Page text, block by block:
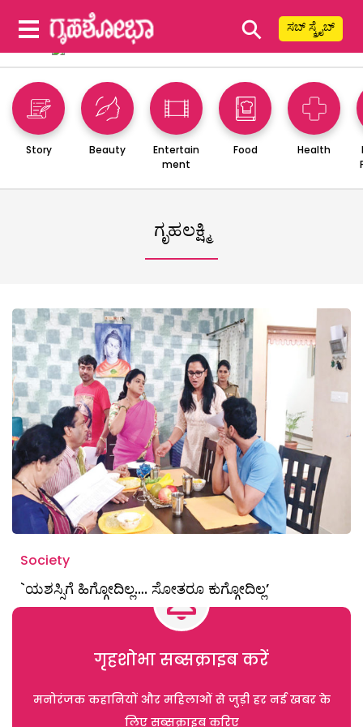
⚲ ಸಬ್ ಸ್ಕ್ರೈಬ್
Story Beauty
Entertain
ment
Food Health
ಗೃಹಲಕ್ಷ್ಮಿ
Society
`ಯಶಸ್ಸಿಗೆ ಹಿಗ್ಗೋದಿಲ್ಲ…. ಸೋತರೂ ಕುಗ್ಗೋದಿಲ್ಲ’
गृहशोभा सब्सक्राइब करें
मनोरंजक कहानियों और महिलाओं से जुड़ी हर नई खबर के
लिए सब्सक्राइब करिए